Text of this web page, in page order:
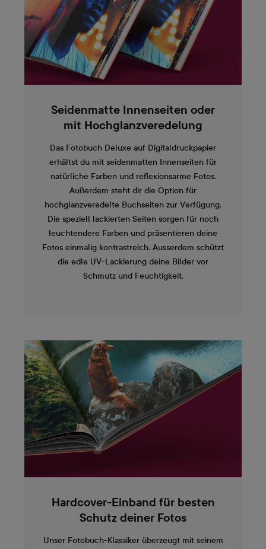
Seidenmatte Innenseiten oder
mit Hochglanzveredelung
Das Fotobuch Deluxe auf Digitaldruckpapier
erhältst du mit seidenmatten Innenseiten für
natürliche Farben und reflexionsarme Fotos.
Außerdem steht dir die Option für
hochglanzveredelte Buchseiten zur Verfügung.
Die speziell lackierten Seiten sorgen für noch
leuchtendere Farben und präsentieren deine
Fotos einmalig kontrastreich. Ausserdem schützt
die edle UV-Lackierung deine Bilder vor
Schmutz und Feuchtigkeit.
Hardcover-Einband für besten
Schutz deiner Fotos
Unser Fotobuch-Klassiker überzeugt mit seinem